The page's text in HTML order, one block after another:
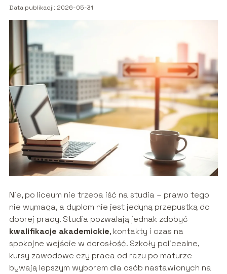
Data publikacji: 2026-05-31
Nie, po liceum nie trzeba iść na studia – prawo tego
nie wymaga, a dyplom nie jest jedyną przepustką do
dobrej pracy. Studia pozwalają jednak zdobyć
kwalifikacje akademickie, kontakty i czas na
spokojne wejście w dorosłość. Szkoły policealne,
kursy zawodowe czy praca od razu po maturze
bywają lepszym wyborem dla osób nastawionych na